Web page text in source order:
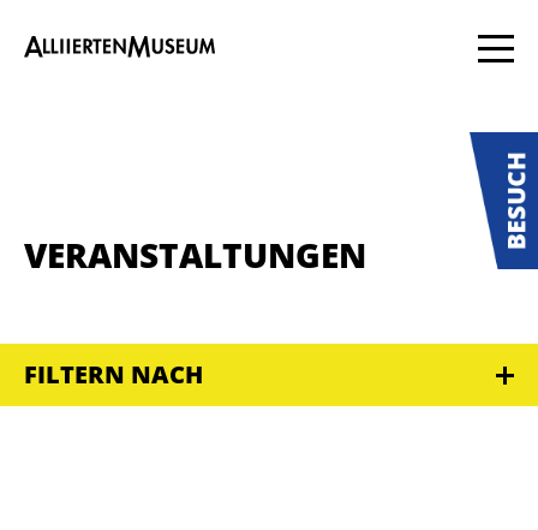
VERANSTALTUNGEN
FILTERN NACH